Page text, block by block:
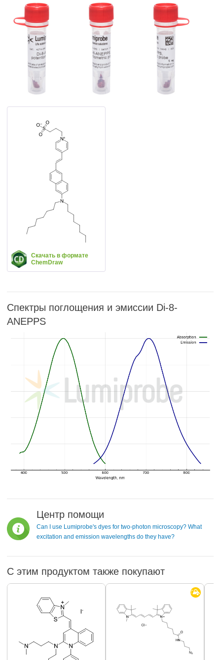
Скачать в формате
ChemDraw
Спектры поглощения и эмиссии Di-8-
ANEPPS
Центр помощи
Can I use Lumiprobe's dyes for two-photon microscopy? What
excitation and emission wavelengths do they have?
С этим продуктом также покупают